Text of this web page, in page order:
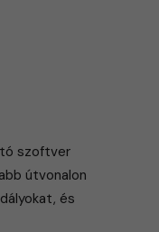
szoftver
útvonalon
és